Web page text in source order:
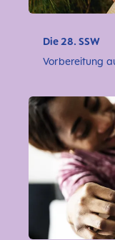
Die 28. SSW
Vorbereitung